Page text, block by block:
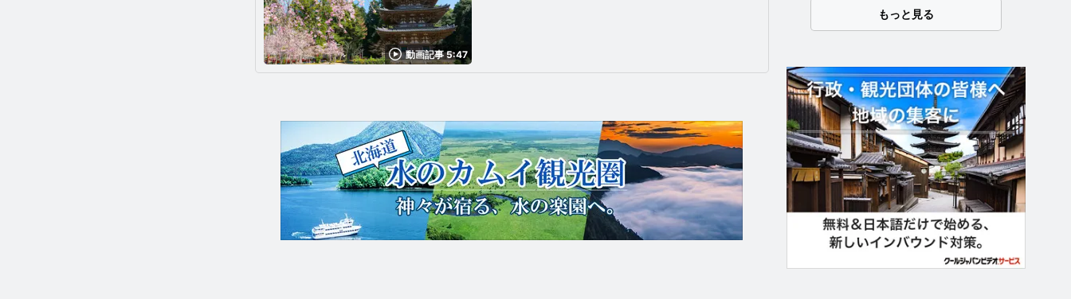
動画記事 5:47
もっと見る